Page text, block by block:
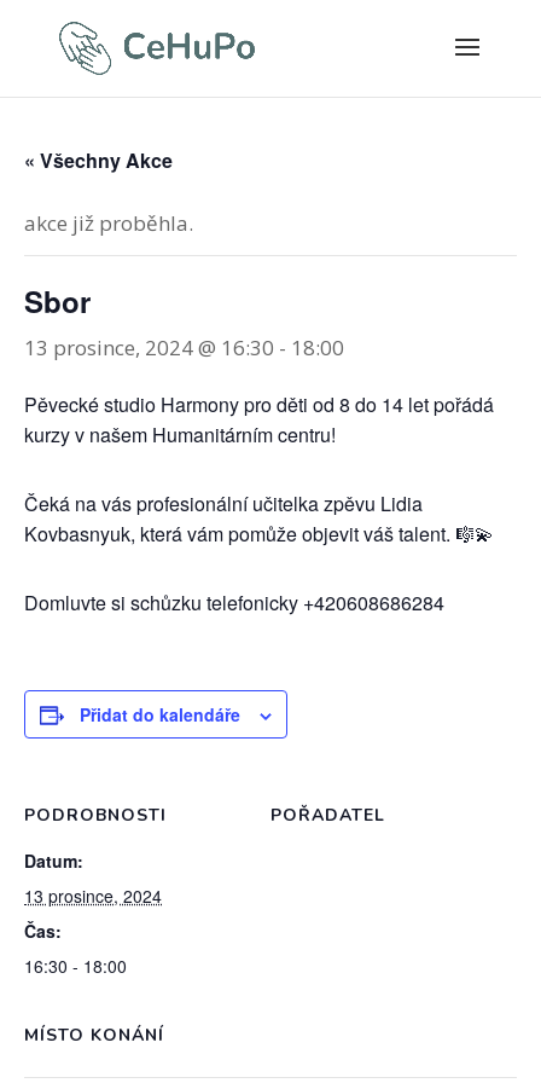
« Všechny Akce
akce již proběhla.
Sbor
13 prosince, 2024 @ 16:30 - 18:00
Pěvecké studio Harmony pro děti od 8 do 14 let pořádá
kurzy v našem Humanitárním centru!
Čeká na vás profesionální učitelka zpěvu Lidia
Kovbasnyuk, která vám pomůže objevit váš talent. 🎼💫
Domluvte si schůzku telefonicky +420608686284
Přidat do kalendáře
PODROBNOSTI
Datum:
13 prosince, 2024
Čas:
16:30 - 18:00
POŘADATEL
MÍSTO KONÁNÍ